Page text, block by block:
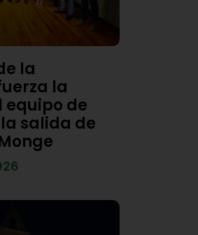
la
la
de
salida de